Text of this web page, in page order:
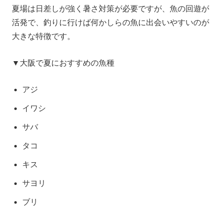
夏場は日差しが強く暑さ対策が必要ですが、魚の回遊が
活発で、釣りに行けば何かしらの魚に出会いやすいのが
大きな特徴です。
▼大阪で夏におすすめの魚種
アジ
イワシ
サバ
タコ
キス
サヨリ
ブリ